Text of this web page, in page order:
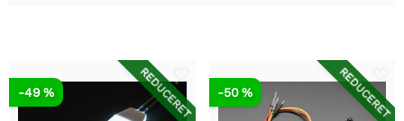
REDUCERET
-49 % REDUCERET
-50 %